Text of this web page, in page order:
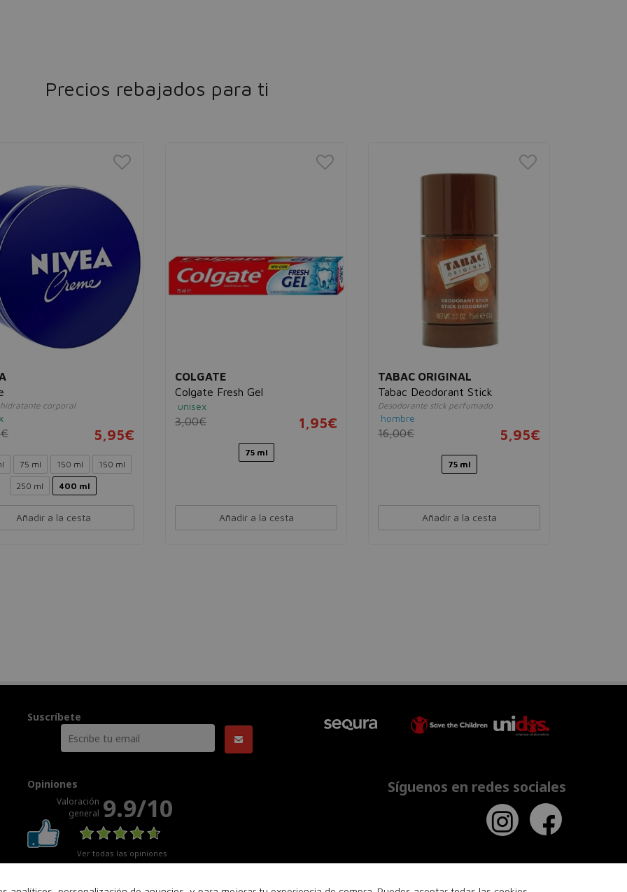
Precios rebajados para ti
corporal
5,95€
75 ml 150 ml 150 ml
250 ml 400 ml
Añadir a la cesta
COLGATE
Colgate Fresh Gel
unisex
3,00€ 1,95€
75 ml
Añadir a la cesta
TABAC ORIGINAL
Tabac Deodorant Stick
Desodorante stick perfumado
hombre
16,00€ 5,95€
75 ml
Añadir a la cesta
Suscríbete
Opiniones
Valoración
general 9.9/10
Ver todas las opiniones
Síguenos en redes sociales